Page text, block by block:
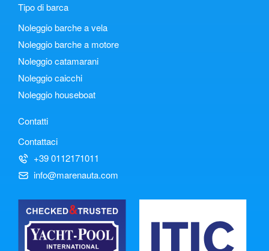
Tipo di barca
Noleggio barche a vela
Noleggio barche a motore
Noleggio catamarani
Noleggio caicchi
Noleggio houseboat
Contatti
Contattaci
+39 0112171011
info@marenauta.com